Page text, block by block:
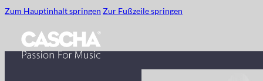
Zum Hauptinhalt springen Zur Fußzeile springen